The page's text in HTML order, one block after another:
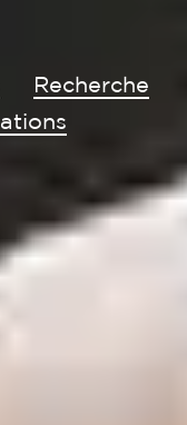
Recherche